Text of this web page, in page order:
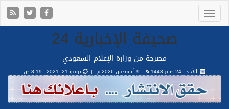
صحيفة الإخبارية 24
مصرحة من وزارة الإعلام السعودي
الأحد , 24 صفر 1448 هـ , 9 أغسطس 2026 م | يونيو 21, 2021 , 8:19 ص